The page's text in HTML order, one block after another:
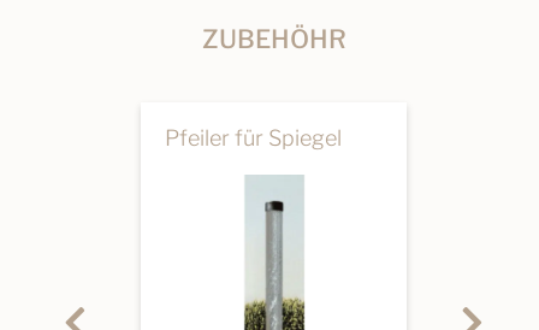
ZUBEHÖHR
Pfeiler für Spiegel